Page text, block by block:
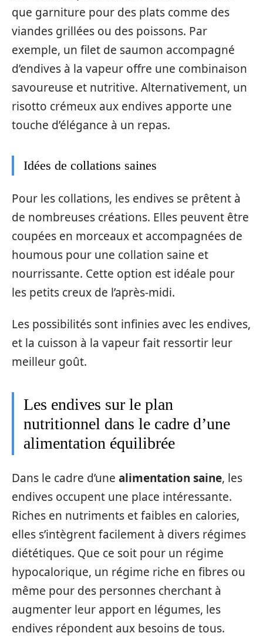
que garniture pour des plats comme des
viandes grillées ou des poissons. Par
exemple, un filet de saumon accompagné
d’endives à la vapeur offre une combinaison
savoureuse et nutritive. Alternativement, un
risotto crémeux aux endives apporte une
touche d’élégance à un repas.
Idées de collations saines
Pour les collations, les endives se prêtent à
de nombreuses créations. Elles peuvent être
coupées en morceaux et accompagnées de
houmous pour une collation saine et
nourrissante. Cette option est idéale pour
les petits creux de l’après-midi.
Les possibilités sont infinies avec les endives,
et la cuisson à la vapeur fait ressortir leur
meilleur goût.
Les endives sur le plan
nutritionnel dans le cadre d’une
alimentation équilibrée
Dans le cadre d’une alimentation saine, les
endives occupent une place intéressante.
Riches en nutriments et faibles en calories,
elles s’intègrent facilement à divers régimes
diététiques. Que ce soit pour un régime
hypocalorique, un régime riche en fibres ou
même pour des personnes cherchant à
augmenter leur apport en légumes, les
endives répondent aux besoins de tous.